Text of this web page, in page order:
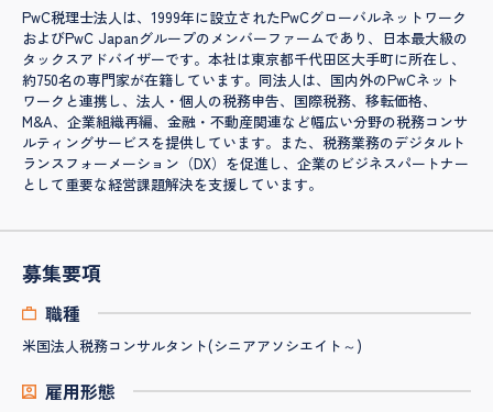
PwC税理士法人は、1999年に設立されたPwCグローバルネットワーク
およびPwC Japanグループのメンバーファームであり、日本最大級の
タックスアドバイザーです。本社は東京都千代田区大手町に所在し、
約750名の専門家が在籍しています。同法人は、国内外のPwCネット
ワークと連携し、法人・個人の税務申告、国際税務、移転価格、
M&A、企業組織再編、金融・不動産関連など幅広い分野の税務コンサ
ルティングサービスを提供しています。また、税務業務のデジタルト
ランスフォーメーション（DX）を促進し、企業のビジネスパートナー
として重要な経営課題解決を支援しています。
募集要項
職種
米国法人税務コンサルタント(シニアアソシエイト～)
雇用形態